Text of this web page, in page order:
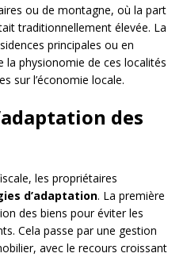
ou de montagne, où la part
traditionnellement élevée. La
principales ou en
physionomie de ces localités
sur l’économie locale.
des
les propriétaires
d’adaptation. La première
des biens pour éviter les
Cela passe par une gestion
avec le recours croissant